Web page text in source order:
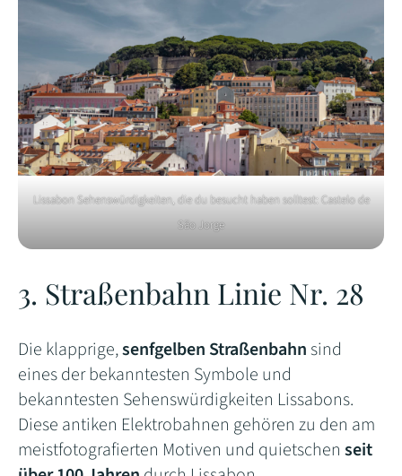
Lissabon Sehenswürdigkeiten, die du besucht haben solltest:Castelo de
São Jorge
3. Straßenbahn Linie Nr. 28
Die klapprige,senfgelben Straßenbahnsind
eines der bekanntesten Symbole und
bekanntesten Sehenswürdigkeiten Lissabons.
Diese antiken Elektrobahnen gehören zu den am
meistfotografierten Motiven und quietschen seit